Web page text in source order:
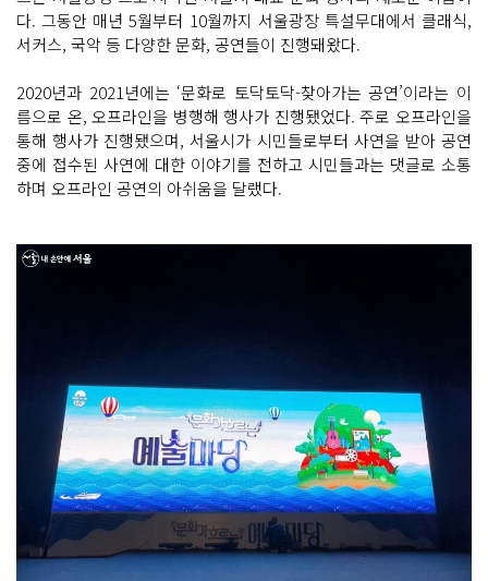
다. 그동안 매년 5월부터 10월까지 서울광장 특설무대에서 클래식,
서커스, 국악 등 다양한 문화, 공연들이 진행돼왔다.
2020년과 2021년에는 ‘문화로 토닥토닥-찾아가는 공연’이라는 이
름으로 온, 오프라인을 병행해 행사가 진행됐었다. 주로 오프라인을
통해 행사가 진행됐으며, 서울시가 시민들로부터 사연을 받아 공연
중에 접수된 사연에 대한 이야기를 전하고 시민들과는 댓글로 소통
하며 오프라인 공연의 아쉬움을 달랬다.